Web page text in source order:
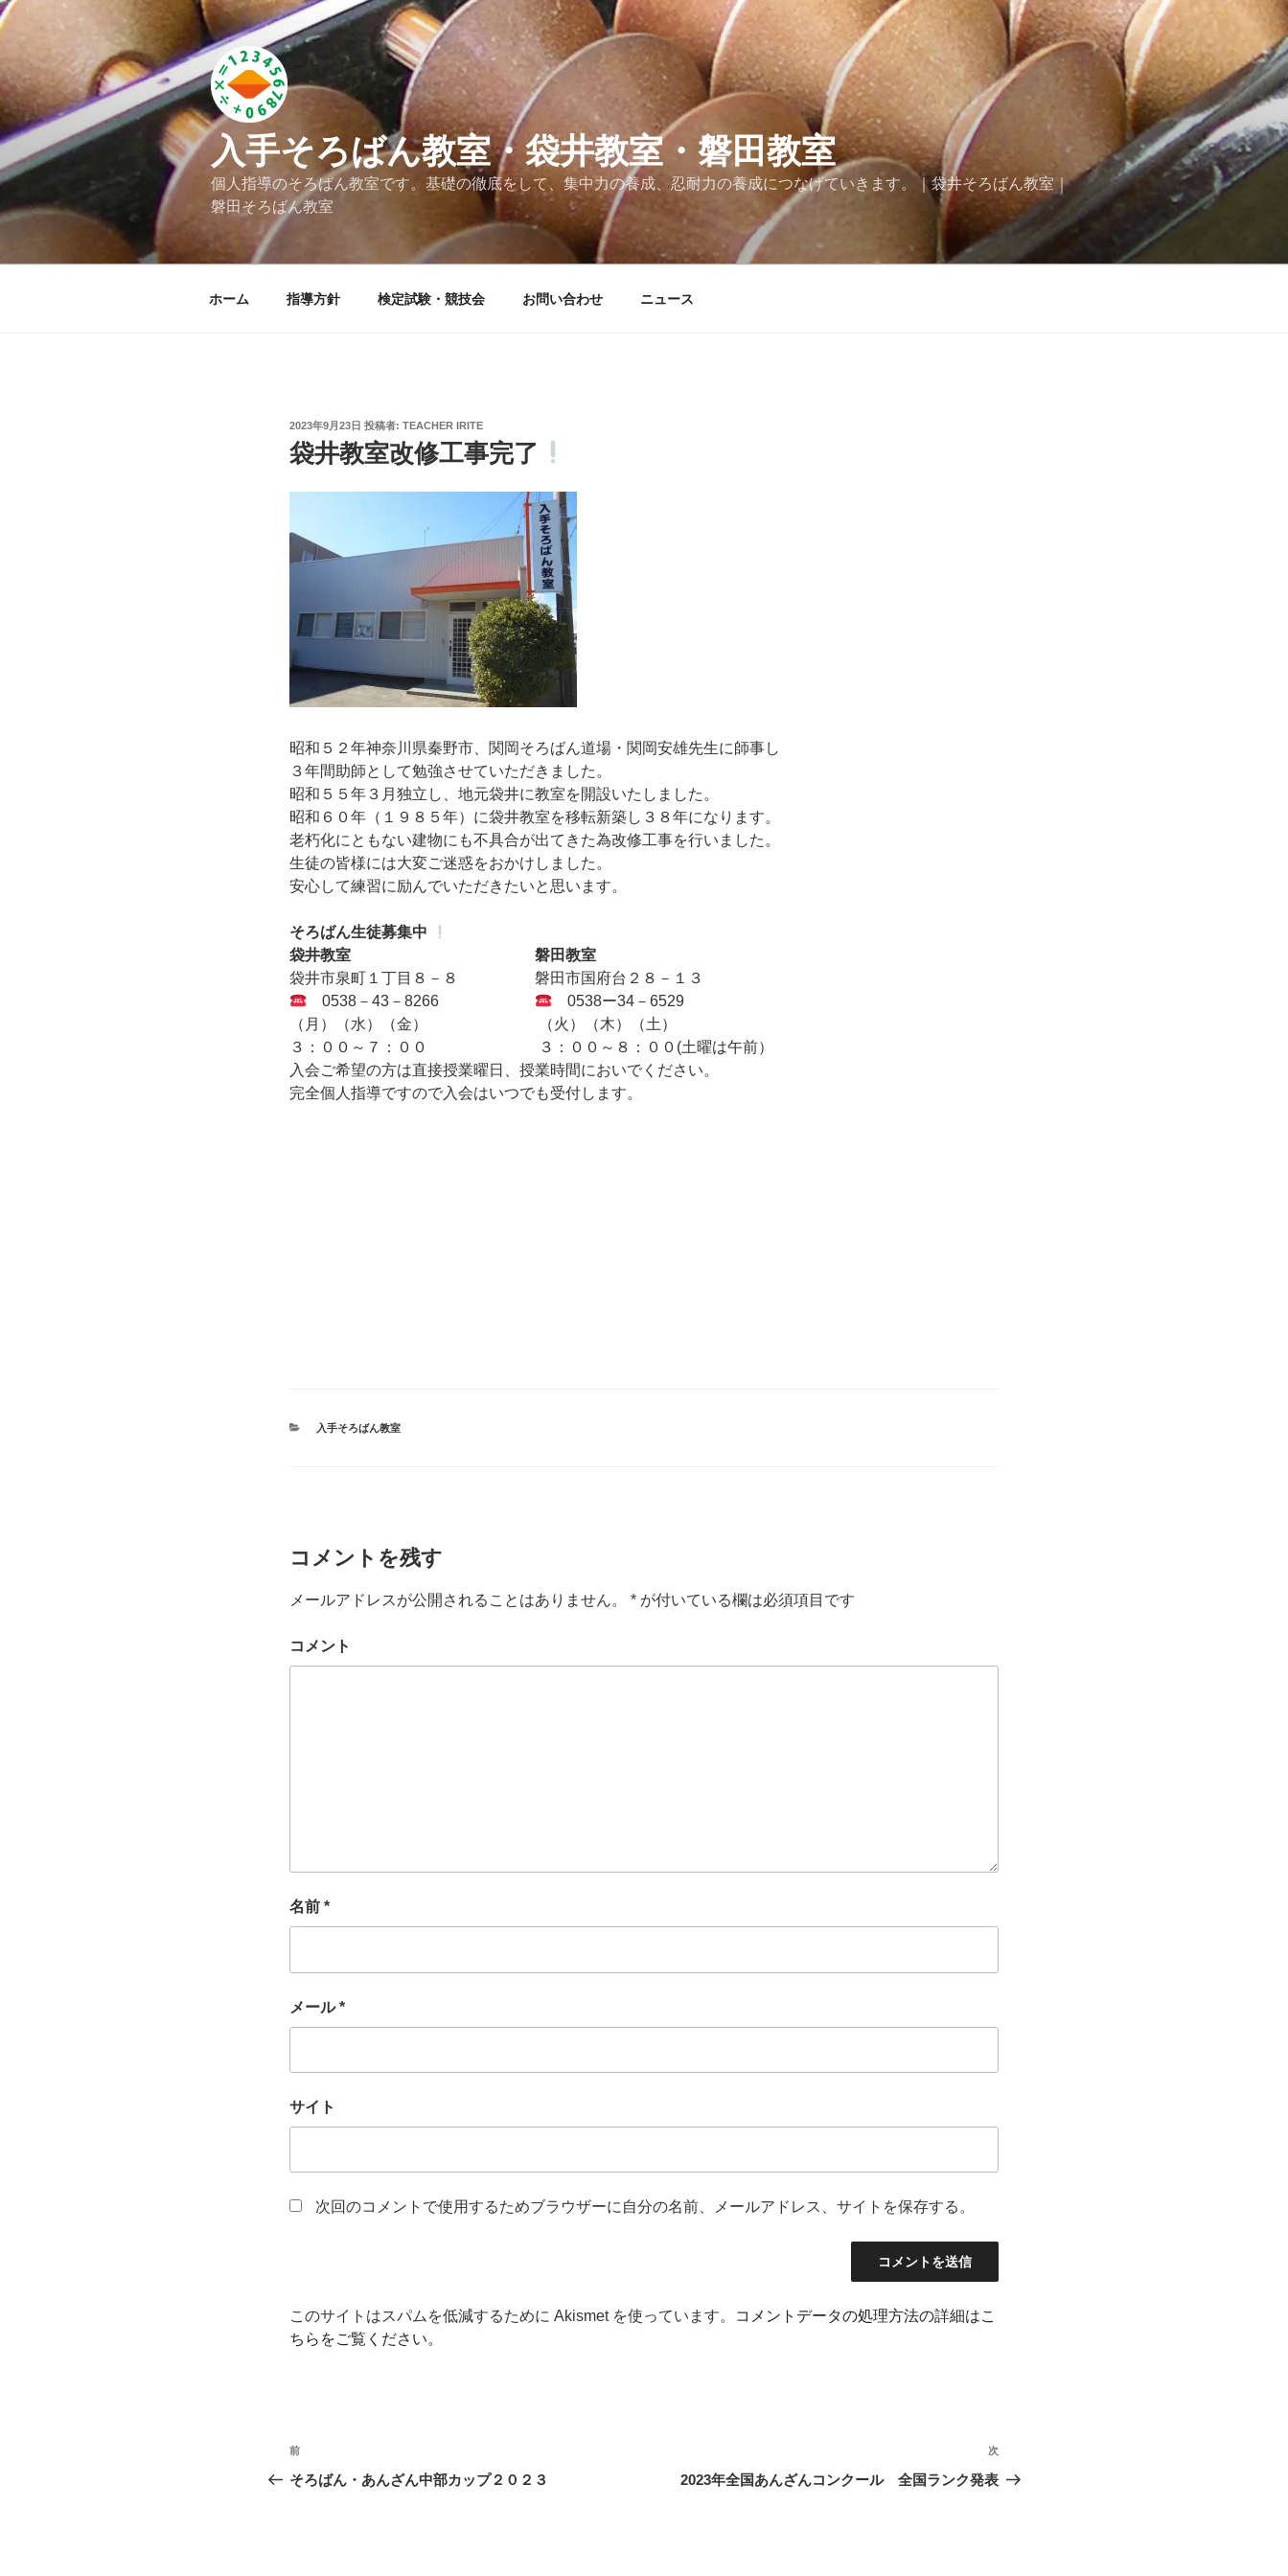
コ
ン
ン
ツ
へ
ス
キ
プ
入手そろばん教室・袋井教室・磐田教室
個人指導のそろばん教室です。基礎の徹底をして、集中力の養成、忍耐力の養成につなげていきます。｜袋井そろばん教室｜
磐田そろばん教室
ホーム 指導方針 検定試験・競技会 お問い合わせ ニュース
投
稿
日:
2023年9月23日 投稿者: TEACHER IRITE
袋井教室改修工事完了
昭和５２年神奈川県秦野市、関岡そろばん道場・関岡安雄先生に師事し
３年間助師として勉強させていただきました。
昭和５５年３月独立し、地元袋井に教室を開設いたしました。
昭和６０年（１９８５年）に袋井教室を移転新築し３８年になります。
老朽化にともない建物にも不具合が出てきた為改修工事を行いました。
生徒の皆様には大変ご迷惑をおかけしました。
安心して練習に励んでいただきたいと思います。
そろばん生徒募集中
袋井教室
磐田教室
袋井市泉町１丁目８－８ 磐田市国府台２８－１３
0538－43－8266
0538ー34－6529
（月）（水）（金） （火）（木）（土）
３：００～７：００ ３：００～８：００(土曜は午前）
入会ご希望の方は直接授業曜日、授業時間においでください。
完全個人指導ですので入会はいつでも受付します。
カ
入手そろばん教室
コメントを残す
メールアドレスが公開されることはありません。 * が付いている欄は必須項目です
コメント
名前 *
メール*
サイト
次回のコメントで使用するためブラウザーに自分の名前、メールアドレス、サイトを保存する。
このサイトはスパムを低減するために Akismet を使っています。
コメントデータの処理方法の詳細はこ
ちらをご覧ください。
投
稿
過
去
前
そろばん・あんざん中部カップ２０２３
次
の
次
2023年全国あんざんコンクール 全国ランク発表